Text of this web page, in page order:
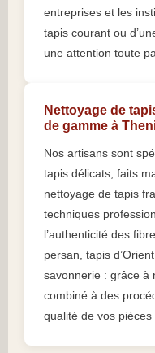
entreprises et les
tapis courant ou
une attention toute
Nettoyage de
de gamme à
Nos artisans sont
tapis délicats, faits
nettoyage de tapis
techniques
l’authenticité des
persan, tapis
savonnerie : grâce à
combiné à des
qualité de vos